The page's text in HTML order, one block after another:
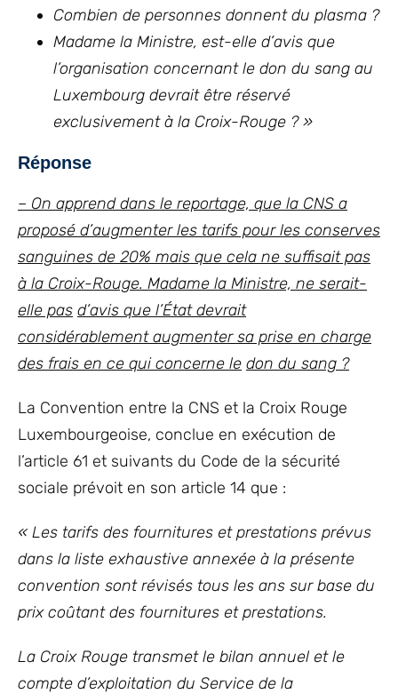
Combien de personnes donnent du plasma ?
Madame la Ministre, est-elle d’avis que
l’organisation concernant le don du sang au
Luxembourg devrait être réservé
exclusivement à la Croix-Rouge ? »
Réponse
– On apprend dans le reportage, que la CNS a
proposé d’augmenter les tarifs pour les conserves
sanguines de 20% mais que cela ne suffisait pas
à la Croix-Rouge. Madame la Ministre, ne serait-
elle pas d’avis que l’État devrait
considérablement augmenter sa prise en charge
des frais en ce qui concerne le don du sang ?
La Convention entre la CNS et la Croix Rouge
Luxembourgeoise, conclue en exécution de
l’article 61 et suivants du Code de la sécurité
sociale prévoit en son article 14 que :
« Les tarifs des fournitures et prestations prévus
dans la liste exhaustive annexée à la présente
convention sont révisés tous les ans sur base du
prix coûtant des fournitures et prestations.
La Croix Rouge transmet le bilan annuel et le
compte d’exploitation du Service de la